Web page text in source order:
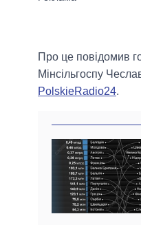
Про це повідомив
Мінсільгоспу
PolskieRadio24.